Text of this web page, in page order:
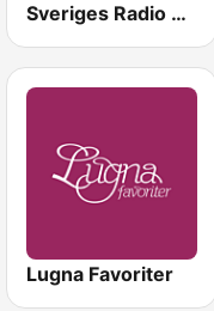
Sveriges Radio P4 Stockholm
Lugna Favoriter